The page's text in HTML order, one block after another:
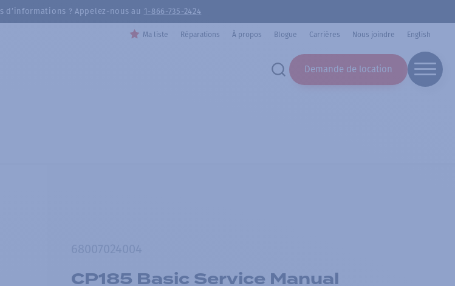
d’informations ? Appelez-nous au 1-866-735-2424
Ma liste Réparations À propos Blogue Carrières Nous joindre English
Demande de location
CP185 Basic Service Manual